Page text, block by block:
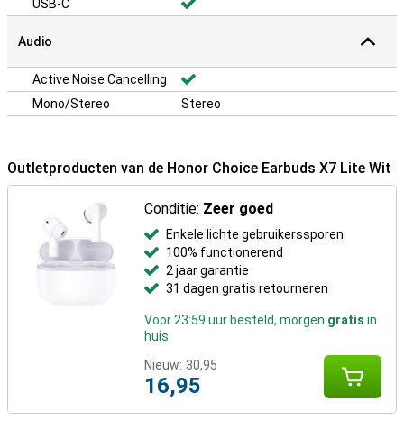
USB-C
Audio
Active Noise Cancelling
Mono/Stereo
Stereo
Outletproducten van de Honor Choice Earbuds X7 Lite Wit
Conditie: Zeer goed
Enkele lichte gebruikerssporen
100% functionerend
2 jaar garantie
31 dagen gratis retourneren
Voor 23:59 uur besteld, morgen gratis in
huis
Nieuw: 30,95
16,95